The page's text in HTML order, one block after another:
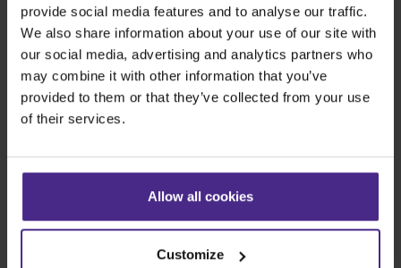
provide social media features and to analyse our traffic.
We also share information about your use of our site with
our social media, advertising and analytics partners who
may combine it with other information that you’ve
provided to them or that they’ve collected from your use
of their services.
Allow all cookies
Customize
Fabrication d’enseignes
SteelTrak
Excalibur 3S
Evolution3™ cutters
Evolution3™ BenchTop
Simplex